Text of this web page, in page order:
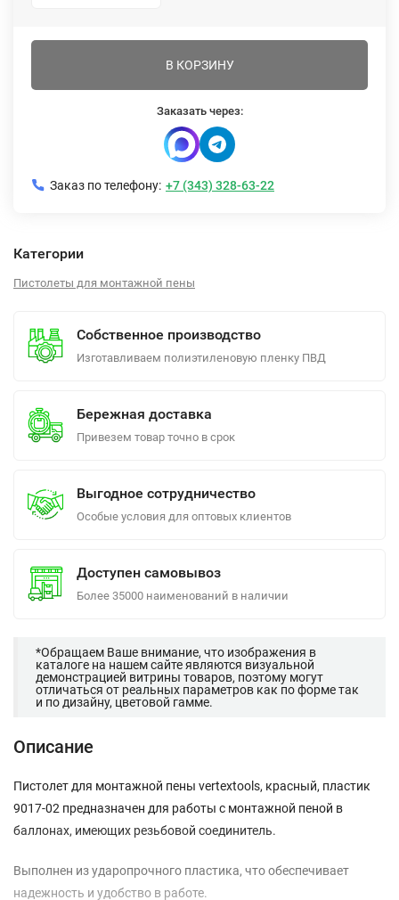
В КОРЗИНУ
Заказать через:
Заказ по телефону: +7 (343) 328-63-22
Категории
Пистолеты для монтажной пены
Собственное производство
Изготавливаем полиэтиленовую пленку ПВД
Бережная доставка
Привезем товар точно в срок
Выгодное сотрудничество
Особые условия для оптовых клиентов
Доступен самовывоз
Более 35000 наименований в наличии
*Обращаем Ваше внимание, что изображения в
каталоге на нашем сайте являются визуальной
демонстрацией витрины товаров, поэтому могут
отличаться от реальных параметров как по форме так
и по дизайну, цветовой гамме.
Описание
Пистолет для монтажной пены vertextools, красный, пластик
9017-02 предназначен для работы с монтажной пеной в
баллонах, имеющих резьбовой соединитель.
Выполнен из ударопрочного пластика, что обеспечивает
надежность и удобство в работе.